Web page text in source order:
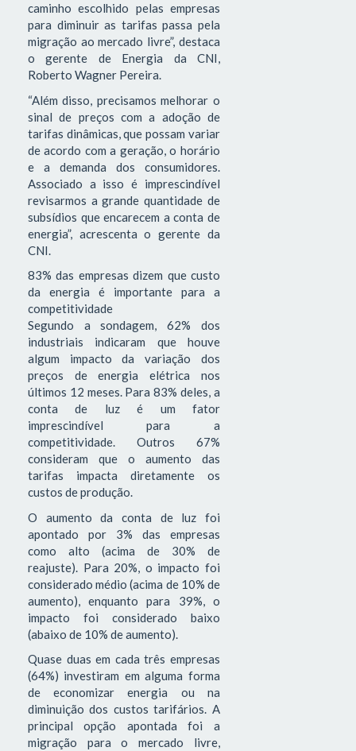
caminho escolhido pelas empresas
para diminuir as tarifas passa pela
migração ao mercado livre”, destaca
o gerente de Energia da CNI,
Roberto Wagner Pereira.
“Além disso, precisamos melhorar o
sinal de preços com a adoção de
tarifas dinâmicas, que possam variar
de acordo com a geração, o horário
e a demanda dos consumidores.
Associado a isso é imprescindível
revisarmos a grande quantidade de
subsídios que encarecem a conta de
energia”, acrescenta o gerente da
CNI.
83% das empresas dizem que custo
da energia é importante para a
competitividade
Segundo a sondagem, 62% dos
industriais indicaram que houve
algum impacto da variação dos
preços de energia elétrica nos
últimos 12 meses. Para 83% deles, a
conta de luz é um fator
imprescindível para a
competitividade. Outros 67%
consideram que o aumento das
tarifas impacta diretamente os
custos de produção.
O aumento da conta de luz foi
apontado por 3% das empresas
como alto (acima de 30% de
reajuste). Para 20%, o impacto foi
considerado médio (acima de 10% de
aumento), enquanto para 39%, o
impacto foi considerado baixo
(abaixo de 10% de aumento).
Quase duas em cada três empresas
(64%) investiram em alguma forma
de economizar energia ou na
diminuição dos custos tarifários. A
principal opção apontada foi a
migração para o mercado livre,